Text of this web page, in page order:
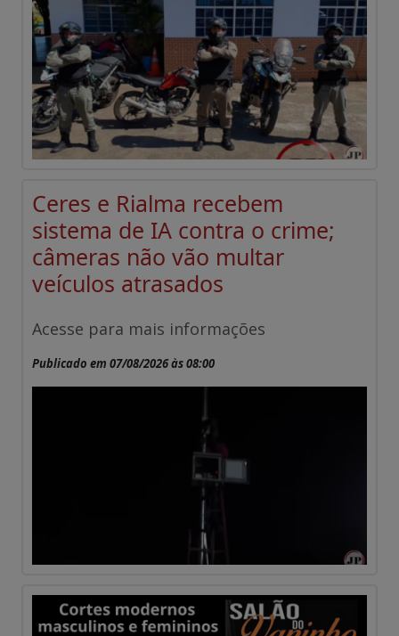
Ceres e Rialma recebem
sistema de IA contra o crime;
câmeras não vão multar
veículos atrasados
Acesse para mais informações
Publicado em 07/08/2026 às 08:00